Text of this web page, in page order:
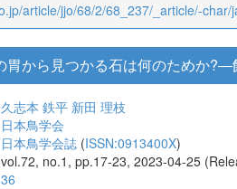
article/jjo/68/2/68_237/_article/-char/
胃から見つかる石は何のためか
久志本 鉄平 新田 理枝
日本鳥学会
日本鳥学会誌 (ISSN:0913400X)
vol.72, no.1, pp.17-23, 2023-04-25
36